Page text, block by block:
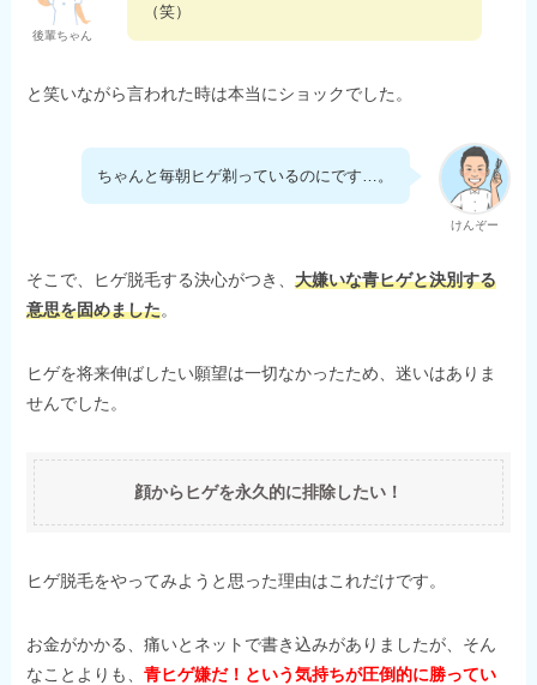
後輩ちゃん
（笑）
と笑いながら言われた時は本当にショックでした。
けんぞー
ちゃんと毎朝ヒゲ剃っているのにです…。
そこで、ヒゲ脱毛する決心がつき、大嫌いな青ヒゲと決別する
意思を固めました。
ヒゲを将来伸ばしたい願望は一切なかったため、迷いはありま
せんでした。
顔からヒゲを永久的に排除したい！
ヒゲ脱毛をやってみようと思った理由はこれだけです。
お金がかかる、痛いとネットで書き込みがありましたが、そん
なことよりも、青ヒゲ嫌だ！という気持ちが圧倒的に勝ってい